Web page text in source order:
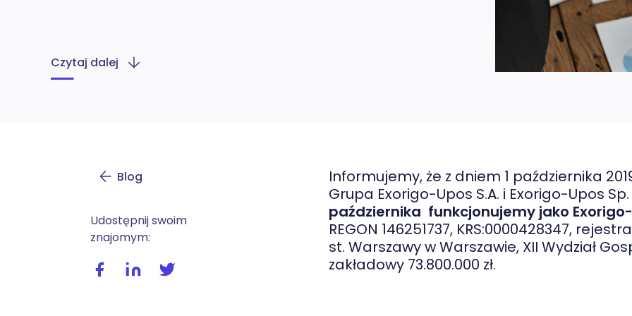
Czytaj dalej
Blog
Udostępnij swoim
znajomym:
Udostępnij wpis na facebooku
Udostępnij wpis na linkedIn
Udostępnij wpis na twitterze / X
Informujemy, że z dniem 1 października
Grupa Exorigo-Upos S.A. i Exorigo-Upos
października funkcjonujemy jako Exorigo-
REGON 146251737, KRS:0000428347,
st. Warszawy w Warszawie, XII Wydział
zakładowy 73.800.000 zł.